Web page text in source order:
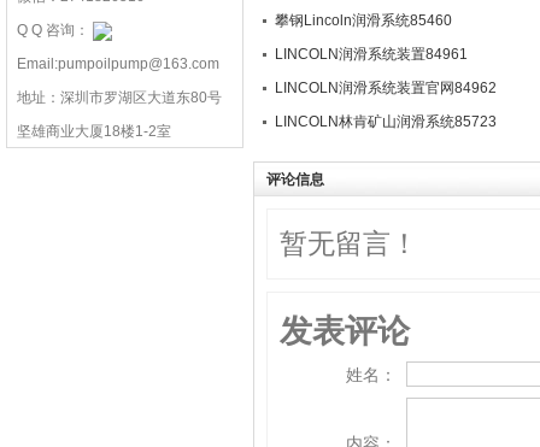
Q Q 咨询：
Email:pumpoilpump@163.com
地址：深圳市罗湖区大道东80号
坚雄商业大厦18楼1-2室
攀钢Lincoln润滑系统85460
LINCOLN润滑系统装置84961
LINCOLN润滑系统装置官网84962
LINCOLN林肯矿山润滑系统85723
评论信息
暂无留言！
发表评论
姓名：